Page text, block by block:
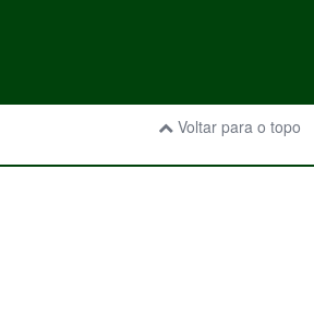
Voltar para o topo